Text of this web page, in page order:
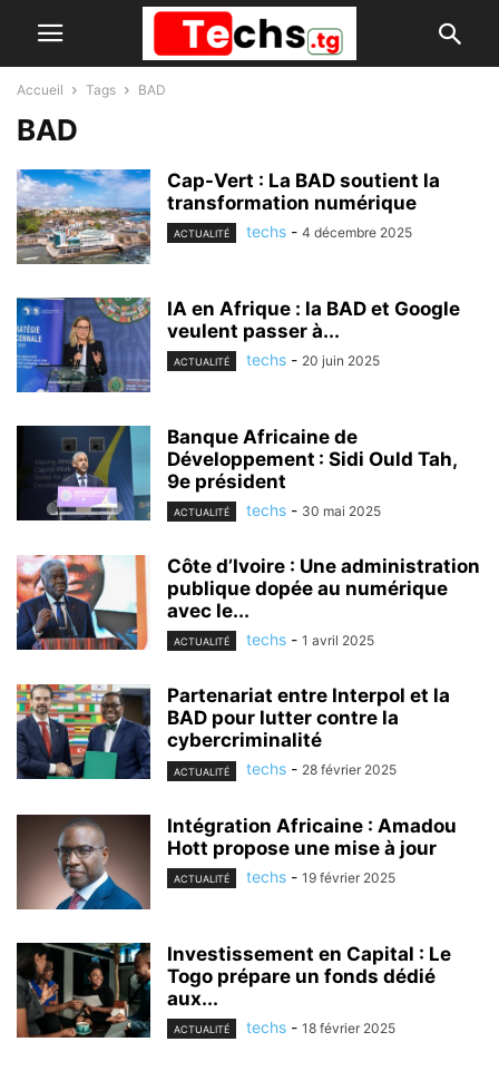
Accueil Tags BAD
BAD
Cap-Vert : La BAD soutient la
transformation numérique
ACTUALITÉ techs - 4 décembre 2025
IA en Afrique : la BAD et Google
veulent passer à...
ACTUALITÉ techs - 20 juin 2025
Banque Africaine de
Développement : Sidi Ould Tah,
9e président
ACTUALITÉ techs - 30 mai 2025
Côte d’Ivoire : Une administration
publique dopée au numérique
avec le...
ACTUALITÉ techs - 1 avril 2025
Partenariat entre Interpol et la
BAD pour lutter contre la
cybercriminalité
ACTUALITÉ techs - 28 février 2025
Intégration Africaine : Amadou
Hott propose une mise à jour
ACTUALITÉ techs - 19 février 2025
Investissement en Capital : Le
Togo prépare un fonds dédié
aux...
ACTUALITÉ techs - 18 février 2025